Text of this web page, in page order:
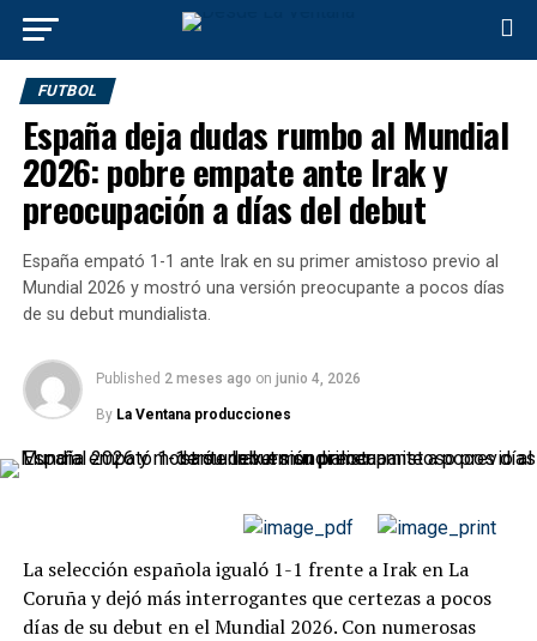
FUTBOL
España deja dudas rumbo al Mundial
2026: pobre empate ante Irak y
preocupación a días del debut
España empató 1-1 ante Irak en su primer amistoso previo al
Mundial 2026 y mostró una versión preocupante a pocos días
de su debut mundialista.
Published 2 meses ago on junio 4, 2026
By La Ventana producciones
La selección española igualó 1-1 frente a Irak en La
Coruña y dejó más interrogantes que certezas a pocos
días de su debut en el Mundial 2026. Con numerosas